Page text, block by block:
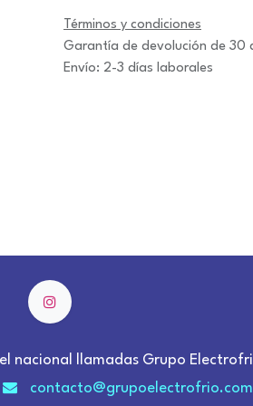
Términos y condiciones
Garantía de devolución de 30
Envío: 2-3 días laborales
nacional llamadas Grupo